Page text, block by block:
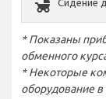
child_friendly Сидение
* Показаны
обменного
* Некоторые
оборудование